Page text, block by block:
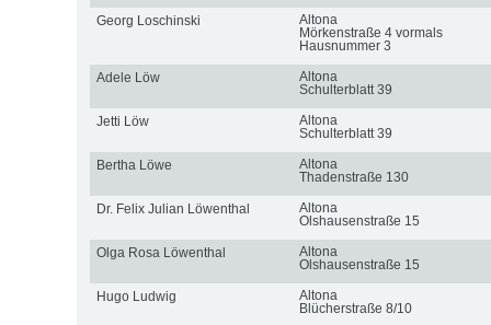
Georg Loschinski
Altona
Mörkenstraße 4 vormals
Hausnummer 3
Adele Löw
Altona
Schulterblatt 39
Jetti Löw
Altona
Schulterblatt 39
Bertha Löwe
Altona
Thadenstraße 130
Dr. Felix Julian Löwenthal
Altona
Olshausenstraße 15
Olga Rosa Löwenthal
Altona
Olshausenstraße 15
Hugo Ludwig
Altona
Blücherstraße 8/10